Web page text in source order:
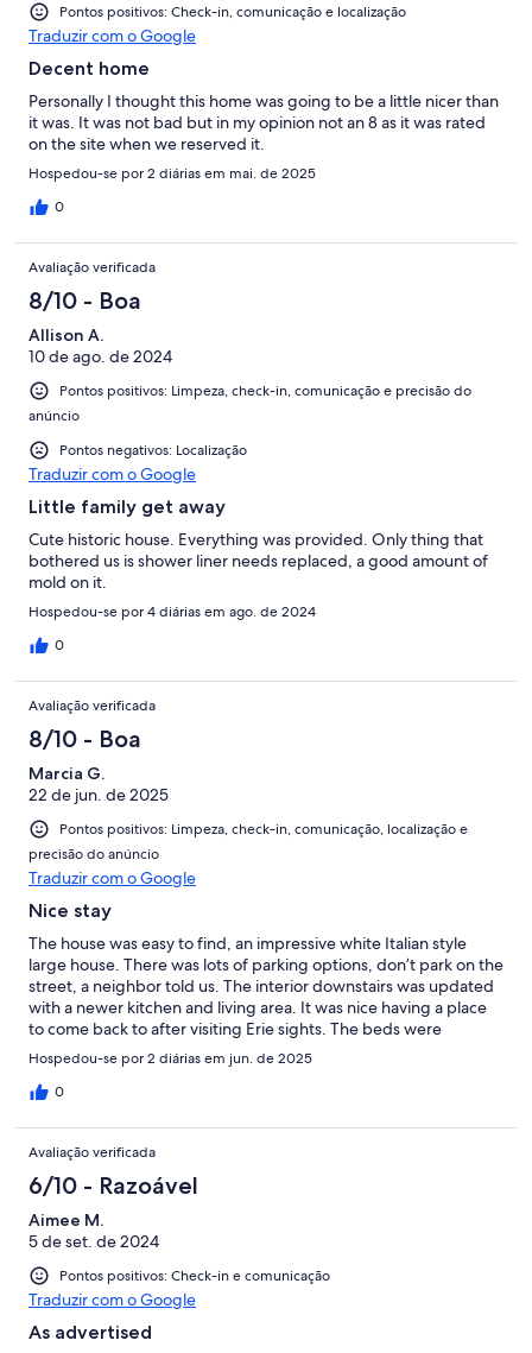
Pontos positivos: Check-in, comunicação e localização
Traduzir com o Google
Decent home
Personally I thought this home was going to be a little nicer than
it was. It was not bad but in my opinion not an 8 as it was rated
on the site when we reserved it.
Hospedou-se por 2 diárias em mai. de 2025
0
Avaliação verificada
8/10 - Boa
Allison A.
10 de ago. de 2024
Pontos positivos: Limpeza, check-in, comunicação e precisão do
anúncio
Pontos negativos: Localização
Traduzir com o Google
Little family get away
Cute historic house. Everything was provided. Only thing that
bothered us is shower liner needs replaced, a good amount of
mold on it.
Hospedou-se por 4 diárias em ago. de 2024
0
Avaliação verificada
8/10 - Boa
Marcia G.
22 de jun. de 2025
Pontos positivos: Limpeza, check-in, comunicação, localização e
precisão do anúncio
Traduzir com o Google
Nice stay
The house was easy to find, an impressive white Italian style
large house. There was lots of parking options, don’t park on the
street, a neighbor told us. The interior downstairs was updated
with a newer kitchen and living area. It was nice having a place
to come back to after visiting Erie sights. The beds were
comfortable and we slept well. Overall a good stay. A few
suggestions; the couch could be firmer as we sat and sank and
the television was hard to figure out so we used our computers.
Hospedou-se por 2 diárias em jun. de 2025
0
Avaliação verificada
6/10 - Razoável
Aimee M.
5 de set. de 2024
Pontos positivos: Check-in e comunicação
Traduzir com o Google
As advertised